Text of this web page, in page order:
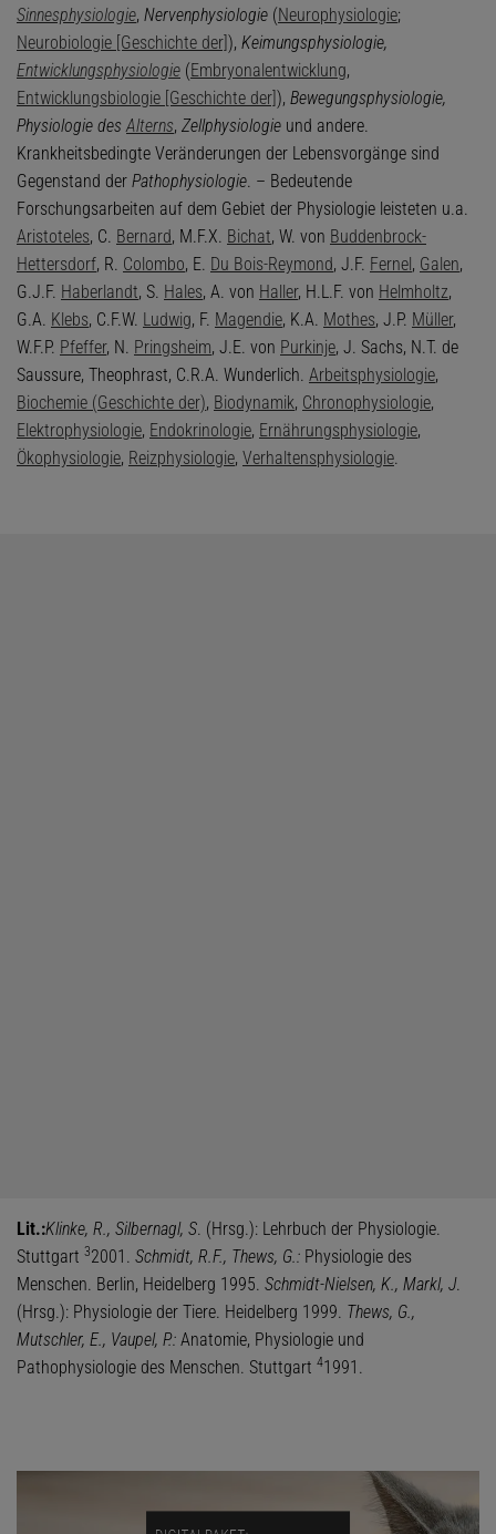
Sinnesphysiologie, Nervenphysiologie (Neurophysiologie;
Neurobiologie [Geschichte der]), Keimungsphysiologie,
Entwicklungsphysiologie (Embryonalentwicklung,
Entwicklungsbiologie [Geschichte der]), Bewegungsphysiologie,
Physiologie desAlterns, Zellphysiologie und andere.
Krankheitsbedingte Veränderungen der Lebensvorgänge sind
Gegenstand der Pathophysiologie. – Bedeutende
Forschungsarbeiten auf dem Gebiet der Physiologie leisteten u.a.
Aristoteles, C. Bernard, M.F.X. Bichat, W. von Buddenbrock-
Hettersdorf, R. Colombo, E. Du Bois-Reymond, J.F. Fernel, Galen,
G.J.F. Haberlandt, S. Hales, A. von Haller, H.L.F. von Helmholtz,
G.A. Klebs, C.F.W. Ludwig, F. Magendie, K.A. Mothes, J.P. Müller,
W.F.P. Pfeffer, N. Pringsheim, J.E. von Purkinje, J. Sachs, N.T. de
Saussure, Theophrast, C.R.A. Wunderlich. Arbeitsphysiologie,
Biochemie (Geschichte der), Biodynamik, Chronophysiologie,
Elektrophysiologie, Endokrinologie, Ernährungsphysiologie,
Ökophysiologie, Reizphysiologie, Verhaltensphysiologie.
Lit.:Klinke, R., Silbernagl, S. (Hrsg.): Lehrbuch der Physiologie.
Stuttgart 32001. Schmidt, R.F., Thews, G.: Physiologie des
Menschen. Berlin, Heidelberg 1995. Schmidt-Nielsen, K., Markl, J.
(Hrsg.): Physiologie der Tiere. Heidelberg 1999. Thews, G.,
Mutschler, E., Vaupel, P.: Anatomie, Physiologie und
Pathophysiologie des Menschen. Stuttgart 41991.